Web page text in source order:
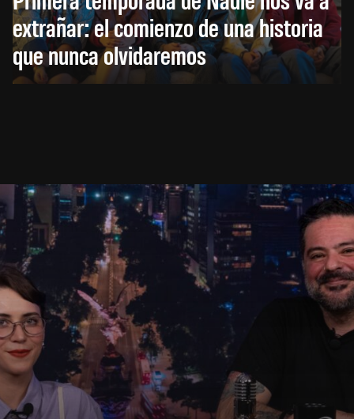
extrañar: el comienzo de una historia
que nunca olvidaremos